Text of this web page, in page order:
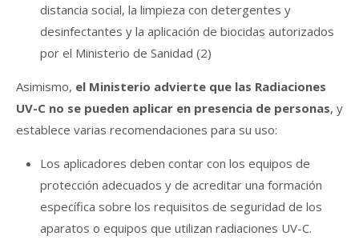
distancia social, la limpieza con detergentes y
desinfectantes y la aplicación de biocidas autorizados
por el Ministerio de Sanidad (2)
Asimismo, el Ministerio advierte que las Radiaciones
UV-C no se pueden aplicar en presencia de personas, y
establece varias recomendaciones para su uso:
Los aplicadores deben contar con los equipos de
protección adecuados y de acreditar una formación
específica sobre los requisitos de seguridad de los
aparatos o equipos que utilizan radiaciones UV-C.